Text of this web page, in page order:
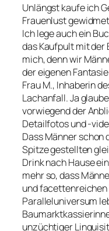
Unlängst kaufe ich
Frauenlust
Ich lege auch ein
das Kaufpult mit der
mich, denn wir
der eigenen
Frau M., Inhaberin
Lachanfall. Ja
vorwiegend der
Detailfotos und -
Dass Männer schon
Spitze gestellten
Drink nach Hause
mehr so, dass
und
Paralleluniversum
unzüchtiger